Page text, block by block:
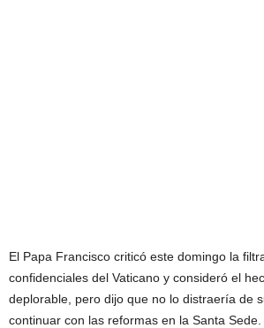
El Papa Francisco criticó este domingo la
confidenciales del Vaticano y consideró el
deplorable, pero dijo que no lo distraería de
continuar con las reformas en la Santa Sede.